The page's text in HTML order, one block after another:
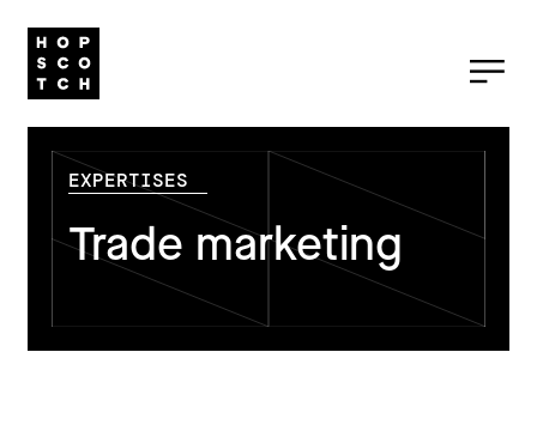
EXPERTISES
Trade marketing